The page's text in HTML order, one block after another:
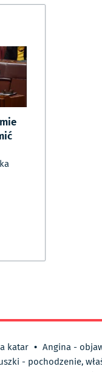
katar • Angina -
- pochodzenie,